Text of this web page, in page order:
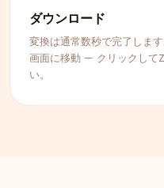
ダウンロード
変換は通常数秒で完了しま
画面に移動 — クリックして
い。